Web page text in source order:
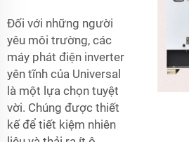
Đối với những người
yêu môi trường, các
máy phát điện inverter
yên tĩnh của Universal
là một lựa chọn tuyệt
vời. Chúng được thiết
kế để tiết kiệm nhiên